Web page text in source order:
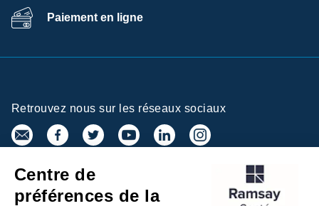
Paiement en ligne
Retrouvez nous sur les réseaux sociaux
Inscrivez-vous à la newsletter
Centre de
préférences de la